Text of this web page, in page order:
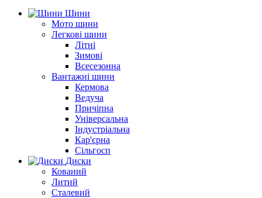
Шини
Мото шини
Легкові шини
Літні
Зимові
Всесезонна
Вантажні шини
Кермова
Ведуча
Причіпна
Універсальна
Індустріальна
Кар'єрна
Сільгосп
Диски
Кований
Литий
Сталевий